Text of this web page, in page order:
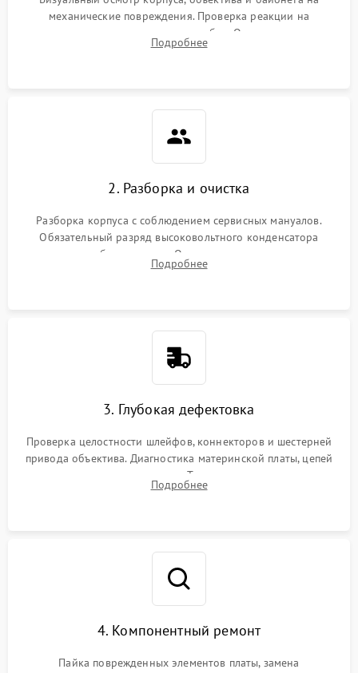
механические повреждения. Проверка реакции на
включение, считывание кодов ошибок. Оценка состояния
матрицы и затвора, проверка работы автофокуса и вспышки.
Подробнее
2. Разборка и очистка
Разборка корпуса с соблюдением сервисных мануалов.
Обязательный разряд высоковольтного конденсатора
вспышки для безопасности. Очистка внутренних узлов от
пыли, песка и следов влаги с помощью спецсредств.
Подробнее
3. Глубокая дефектовка
Проверка целостности шлейфов, коннекторов и шестерней
привода объектива. Диагностика материнской платы, цепей
питания и картоприемника. Тестирование механизма
затвора и блока внутрикамерной стабилизации.
Подробнее
4. Компонентный ремонт
Пайка поврежденных элементов платы, замена